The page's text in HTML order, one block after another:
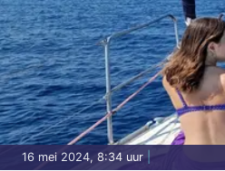
16 mei 2024, 8:34 uur